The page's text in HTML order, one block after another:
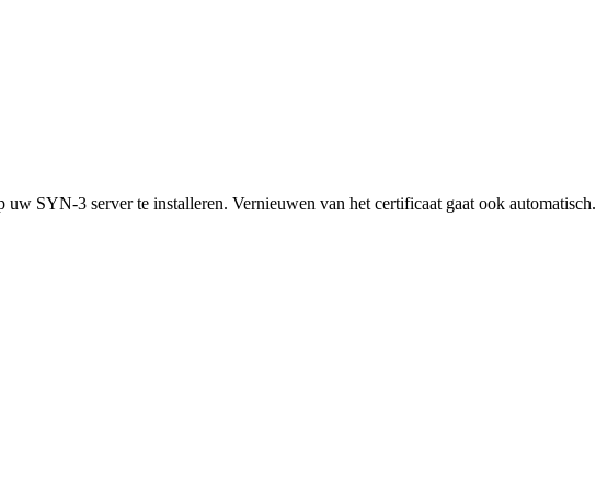
SYN-3 server te installeren. Vernieuwen van het certificaat gaat ook automatisch.